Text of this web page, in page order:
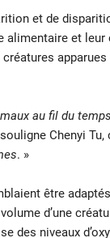
et de
alimentaire et
au fil du
Chenyi Tu,
. »
être
d’une
des niveaux